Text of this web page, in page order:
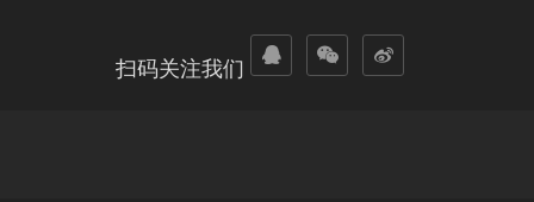
扫码关注我们